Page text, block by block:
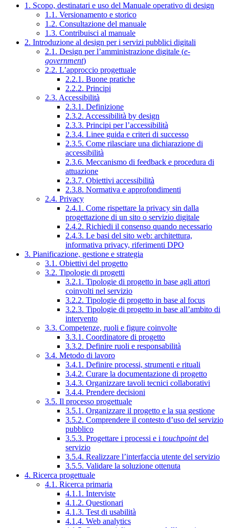
1. Scopo, destinatari e uso del Manuale operativo di design
1.1. Versionamento e storico
1.2. Consultazione del manuale
1.3. Contribuisci al manuale
2. Introduzione al design per i servizi pubblici digitali
2.1. Design per l’amministrazione digitale (e-
government)
2.2. L’approccio progettuale
2.2.1. Buone pratiche
2.2.2. Principi
2.3. Accessibilità
2.3.1. Definizione
2.3.2. Accessibilità by design
2.3.3. Principi per l’accessibilità
2.3.4. Linee guida e criteri di successo
2.3.5. Come rilasciare una dichiarazione di
accessibilità
2.3.6. Meccanismo di feedback e procedura di
attuazione
2.3.7. Obiettivi accessibilità
2.3.8. Normativa e approfondimenti
2.4. Privacy
2.4.1. Come rispettare la privacy sin dalla
progettazione di un sito o servizio digitale
2.4.2. Richiedi il consenso quando necessario
2.4.3. Le basi del sito web: architettura,
informativa privacy, riferimenti DPO
3. Pianificazione, gestione e strategia
3.1. Obiettivi del progetto
3.2. Tipologie di progetti
3.2.1. Tipologie di progetto in base agli attori
coinvolti nel servizio
3.2.2. Tipologie di progetto in base al focus
3.2.3. Tipologie di progetto in base all’ambito di
intervento
3.3. Competenze, ruoli e figure coinvolte
3.3.1. Coordinatore di progetto
3.3.2. Definire ruoli e responsabilità
3.4. Metodo di lavoro
3.4.1. Definire processi, strumenti e rituali
3.4.2. Curare la documentazione di progetto
3.4.3. Organizzare tavoli tecnici collaborativi
3.4.4. Prendere decisioni
3.5. Il processo progettuale
3.5.1. Organizzare il progetto e la sua gestione
3.5.2. Comprendere il contesto d’uso del servizio
pubblico
3.5.3. Progettare i processi e i touchpointdel
servizio
3.5.4. Realizzare l’interfaccia utente del servizio
3.5.5. Validare la soluzione ottenuta
4. Ricerca progettuale
4.1. Ricerca primaria
4.1.1. Interviste
4.1.2. Questionari
4.1.3. Test di usabilità
4.1.4. Web analytics